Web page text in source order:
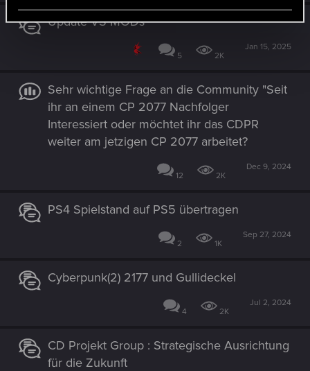
Update VS MODs
5 2K
Jan 15, 2025
Sehr wichtige Frage an die Community "Seit
ihr an einem CP 2077 Nachfolger
Interessiert oder möchtet ihr das CDPR
weiter am jetzigen CP 2077 arbeitet?
12 2K
Dec 9, 2024
PS4 Spielstand auf PS5 übertragen
2 1K
Sep 27, 2024
Cyberpunk(2) 2177 und Gullideckel
4 2K
Jul 2, 2024
CD Projekt Group : Strategische Ausrichtung
für die Zukunft